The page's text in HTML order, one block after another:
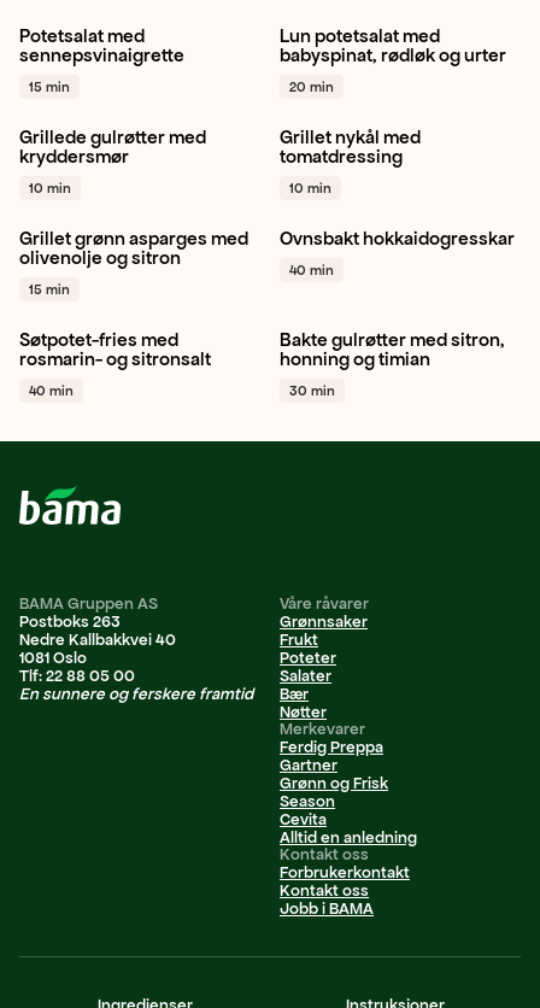
Potet Sitron
Reddik
Potetsalat med
sennepsvinaigrette
15 min
Potet Spinat
Gressløk
Lun potetsalat med
babyspinat, rødløk og urter
20 min
Gulrot Gressløk
Hvitløk
Grillede gulrøtter med
kryddersmør
10 min
Hodekål
Sitron
Grillet nykål med
tomatdressing
10 min
Asparges
Sitron
Grillet grønn asparges med
olivenolje og sitron
15 min
Hokkaidogresskar
Sitron
Hvitløk
Ovnsbakt hokkaidogresskar
40 min
Søtpotet Hvitløk
Sitron
Søtpotet-fries med
rosmarin- og sitronsalt
40 min
Gulrot Sitron
Timian
Bakte gulrøtter med sitron,
honning og timian
30 min
BAMA Gruppen AS
Postboks 263
Nedre Kallbakkvei 40
1081 Oslo
Tlf: 22 88 05 00
En sunnere og ferskere framtid
Våre råvarer
Grønnsaker
Frukt
Poteter
Salater
Bær
Nøtter
Merkevarer
Ferdig Preppa
Gartner
Grønn og Frisk
Season
Cevita
Alltid en anledning
Kontakt oss
Forbrukerkontakt
Kontakt oss
Jobb i BAMA
Personvernerklæring